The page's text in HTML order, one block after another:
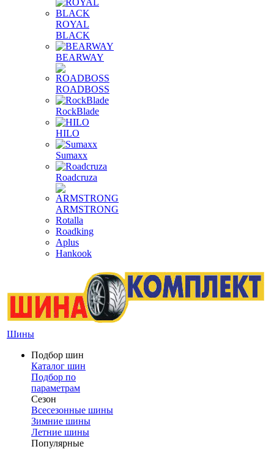
ROYAL
BLACK
BEARWAY
ROADBOSS
RockBlade
HILO
Sumaxx
Roadcruza
ARMSTRONG
Rotalla
Roadking
Aplus
Hankook
Шины
Подбор шин
Каталог шин
Подбор по
параметрам
Сезон
Всесезонные шины
Зимние шины
Летние шины
Популярные